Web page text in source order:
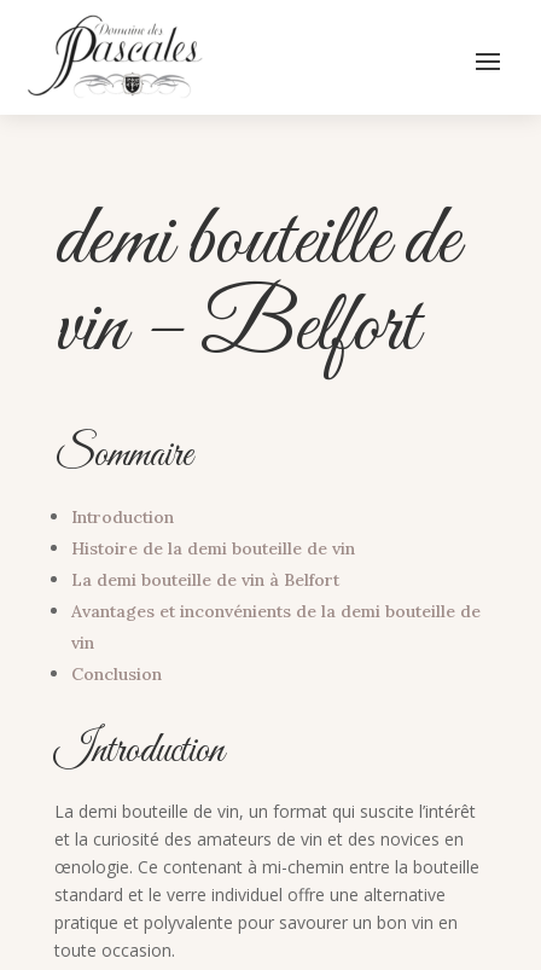
demi bouteille de
vin – Belfort
Sommaire
Introduction
Histoire de la demi bouteille de vin
La demi bouteille de vin à Belfort
Avantages et inconvénients de la demi bouteille de
vin
Conclusion
Introduction
La demi bouteille de vin, un format qui suscite l’intérêt
et la curiosité des amateurs de vin et des novices en
œnologie. Ce contenant à mi-chemin entre la bouteille
standard et le verre individuel offre une alternative
pratique et polyvalente pour savourer un bon vin en
toute occasion.